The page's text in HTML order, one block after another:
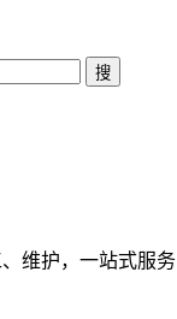
维护，一站式服务